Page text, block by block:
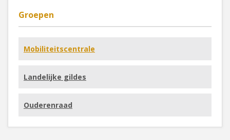
Groepen
Mobiliteitscentrale
Landelijke gildes
Ouderenraad